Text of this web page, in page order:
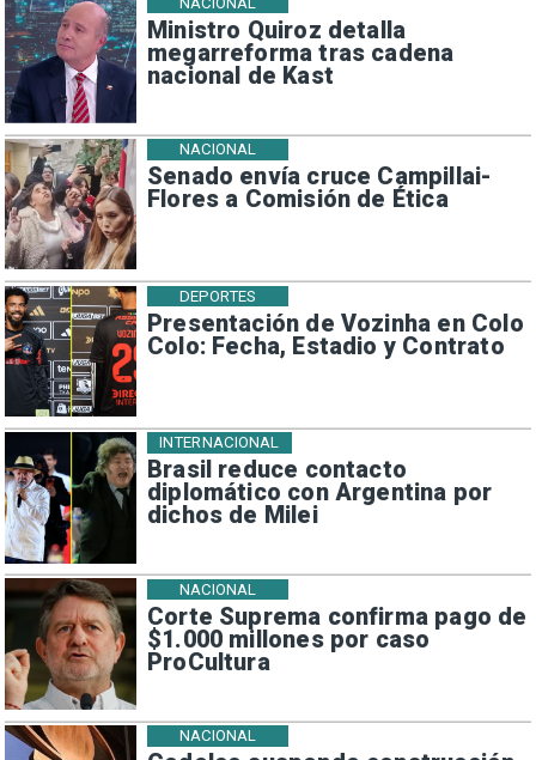
Ministro Quiroz detalla
megarreforma tras cadena
nacional de Kast
Senado envía cruce Campillai-
Flores a Comisión de Ética
NACIONAL
Presentación de Vozinha en Colo
Colo: Fecha, Estadio y Contrato
DEPORTES
Brasil reduce contacto
diplomático con Argentina por
dichos de Milei
INTERNACIONAL
Corte Suprema confirma pago de
$1.000 millones por caso
ProCultura
NACIONAL
NACIONAL